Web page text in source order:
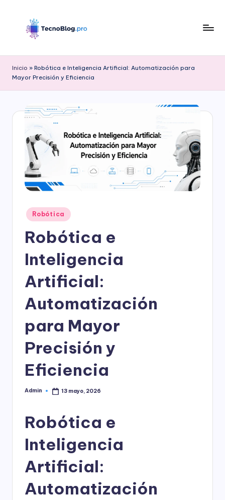
l
o
d
Inicio » Robótica e Inteligencia Artificial: Automatización para
Mayor Precisión y Eficiencia
Publicado
en
Robótica
Robótica e
Inteligencia
Artificial:
Automatización
para Mayor
Precisión y
Eficiencia
Publicado
Admin 13 mayo, 2026
Robótica e
Inteligencia
Artificial:
Automatización